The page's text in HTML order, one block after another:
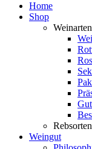
Home
Shop
Weinarten
Rebsorten
Weingut